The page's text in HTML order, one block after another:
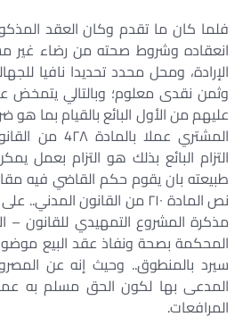
فلما كان ما تقدم وكان العقد
انعقاده وشروط صحته من رضاء
الإرادة، ومحل محدد تحديدا نافيا
وثمن نقدی معلوم؛ وبالتالي يتمخض
عليهم من الأول البائع بالقيام بما هو
المشتري عملا
التزام البائع بذلك هو التزام بعمل
طبيعته بان يقوم حكم القاضي فيه
نص المادة ۲۱۰ من القانون
مذكرة المشروع التمهيدي للقانون
المحكمة بصحة ونفاذ عقد البيع
سيرد بالمنطوق.. وحيث إنه عن
المدعى بها لكون الحق مسلم به
المرافعات.